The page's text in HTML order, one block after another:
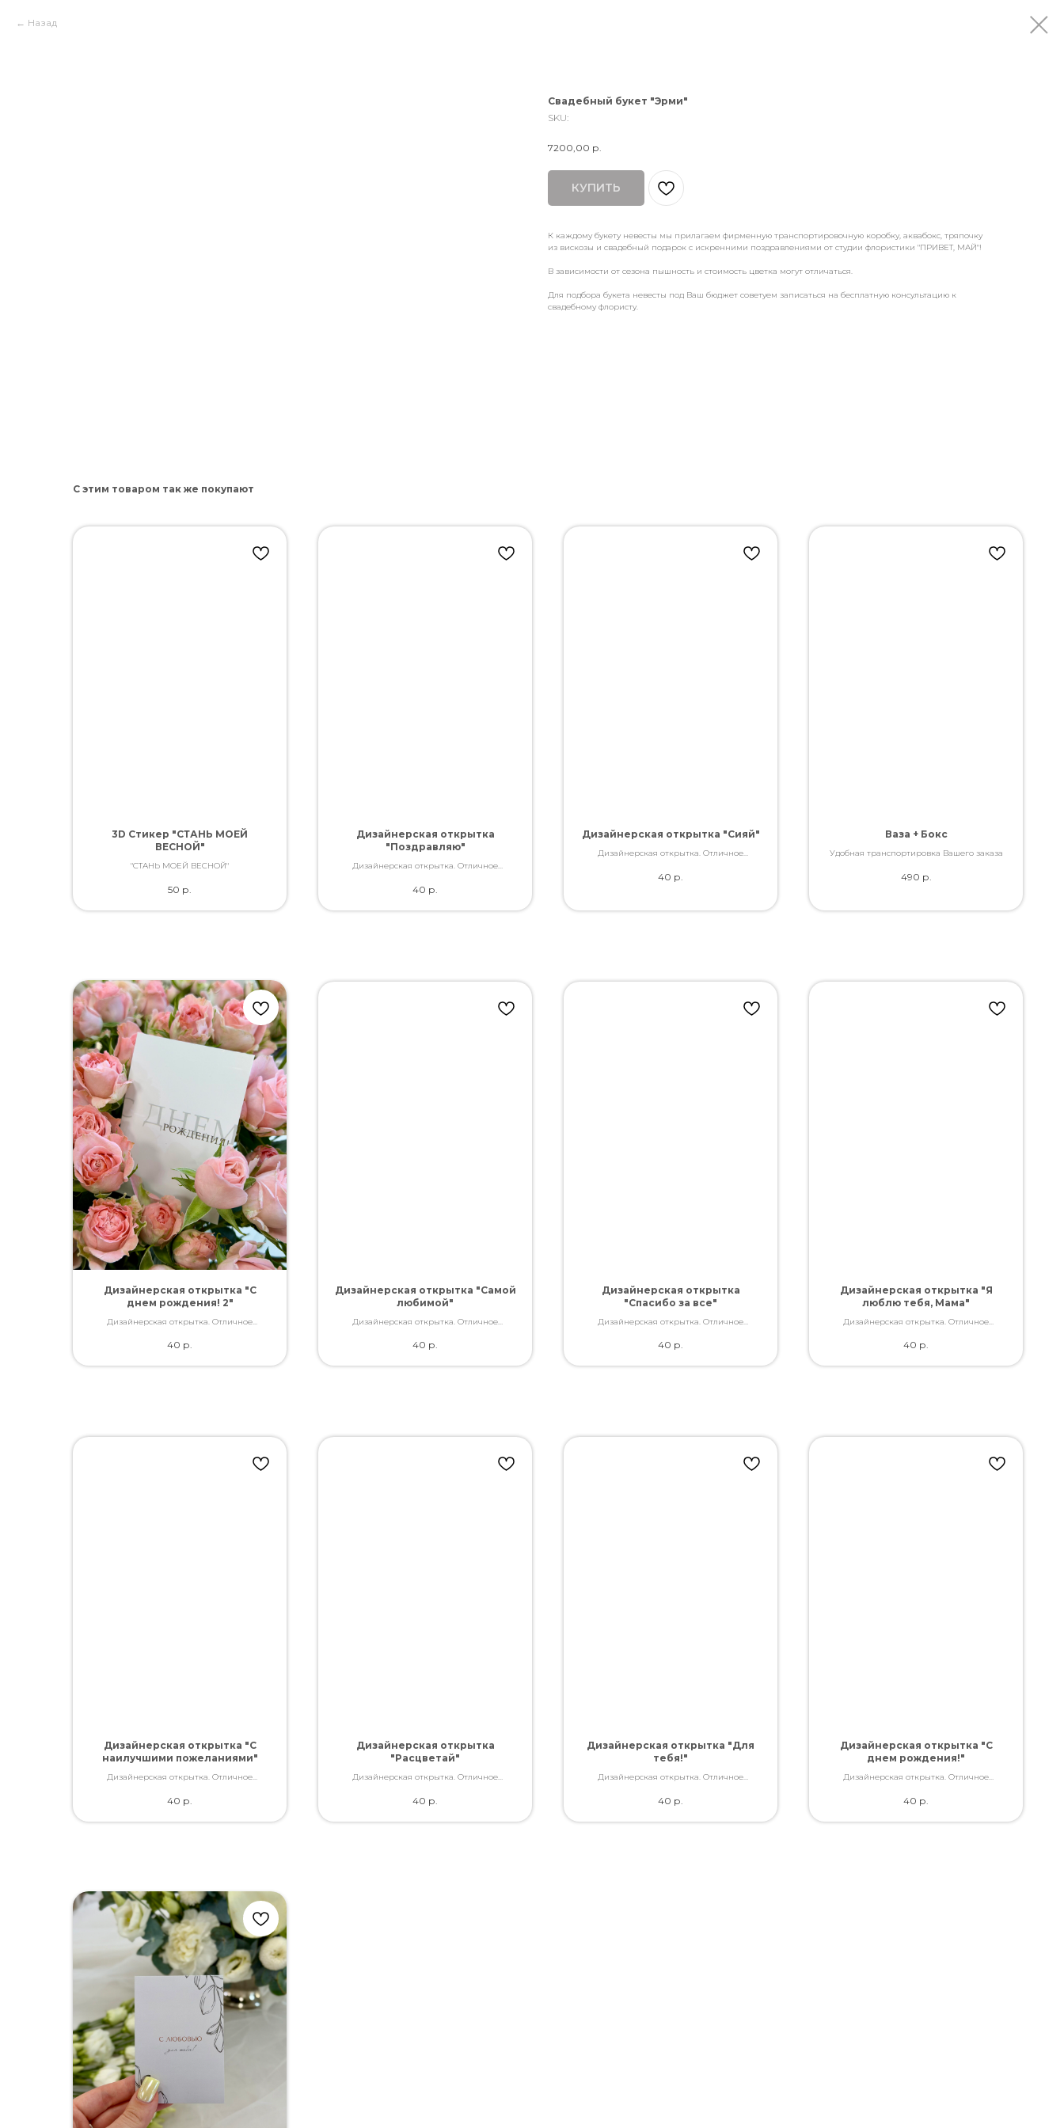
Назад
Свадебный букет "Эрми"
SKU:
7200,00 р.
КУПИТЬ
К каждому букету невесты мы прилагаем фирменную транспортировочную коробку, аквабокс, тряпочку
из вискозы и свадебный подарок с искренними поздравлениями от студии флористики "ПРИВЕТ, МАЙ"!
В зависимости от сезона пышность и стоимость цветка могут отличаться.
Для подбора букета невесты под Ваш бюджет советуем записаться на бесплатную консультацию к
свадебному флористу.
С этим товаром так же покупают
3D Стикер "СТАНЬ МОЕЙ
ВЕСНОЙ"
"СТАНЬ МОЕЙ ВЕСНОЙ"
50 р.
Дизайнерская открытка
"Поздравляю"
Дизайнерская открытка. Отличное
Вы так хотели сказать.
40 р.
Дизайнерская открытка "Сияй"
Дизайнерская открытка. Отличное
Вы так хотели сказать.
40 р.
Ваза + Бокс
Удобная транспортировка Вашего заказа
490 р.
Дизайнерская открытка "С
днем рождения! 2"
Дизайнерская открытка. Отличное
Вы так хотели сказать.
40 р.
Дизайнерская открытка "Самой
любимой"
Дизайнерская открытка. Отличное
Вы так хотели сказать.
40 р.
Дизайнерская открытка
"Спасибо за все"
Дизайнерская открытка. Отличное
Вы так хотели сказать.
40 р.
Дизайнерская открытка "Я
люблю тебя, Мама"
Дизайнерская открытка. Отличное
Вы так хотели сказать.
40 р.
Дизайнерская открытка "С
наилучшими пожеланиями"
Дизайнерская открытка. Отличное
Вы так хотели сказать.
40 р.
Дизайнерская открытка
"Расцветай"
Дизайнерская открытка. Отличное
Вы так хотели сказать.
40 р.
Дизайнерская открытка "Для
тебя!"
Дизайнерская открытка. Отличное
Вы так хотели сказать.
40 р.
Дизайнерская открытка "С
днем рождения!"
Дизайнерская открытка. Отличное
Вы так хотели сказать.
40 р.